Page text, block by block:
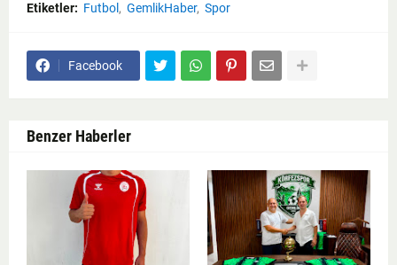
Etiketler: Futbol GemlikHaber Spor
Facebook
Benzer Haberler